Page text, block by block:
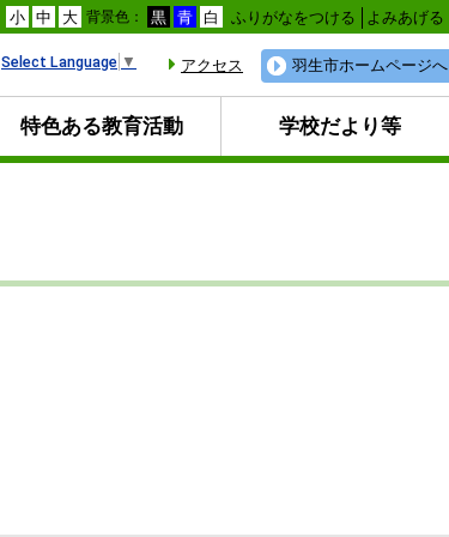
小 中 大 背景色： 黒 青 白 ふりがなをつける よみあげる
羽生市ホームページへ
アクセス
Select Language ▼
特色ある教育活動 学校だより等